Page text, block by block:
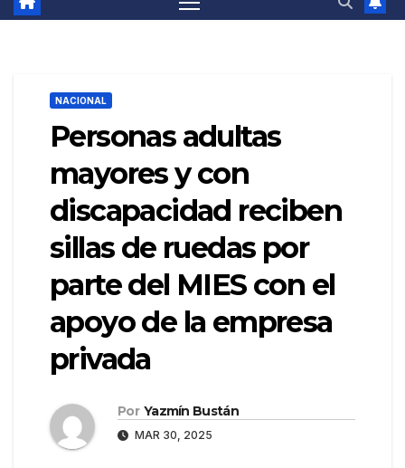
NACIONAL
Personas adultas
mayores y con
discapacidad reciben
sillas de ruedas por
parte del MIES con el
apoyo de la empresa
privada
Por Yazmín Bustán
MAR 30, 2025